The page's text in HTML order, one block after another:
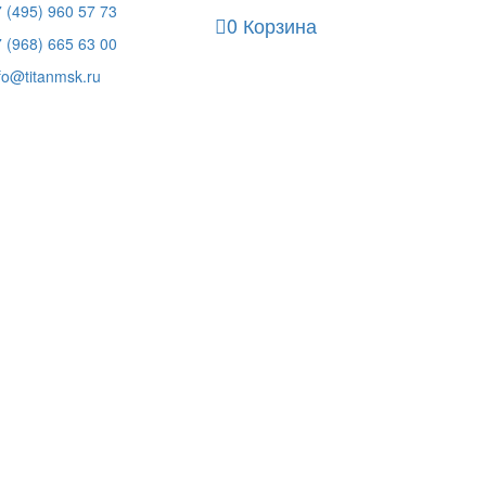
(495) 960 57 73
(968) 665 63 00
0 Корзина